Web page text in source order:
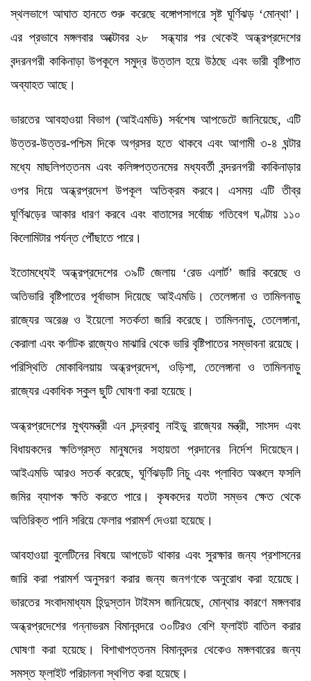
স্থলভাগে আঘাত হানতে শুরু করেছে বঙ্গোপসাগরে সৃষ্ট ঘূর্ণিঝড় ‘মোন্থা’।
এর প্রভাবে মঙ্গলবার অক্টোবর ২৮ সন্ধ্যার পর থেকেই অন্ধ্রপ্রদেশের
বন্দরনগরী কাকিনাড়া উপকূলে সমুদ্র উত্তাল হয়ে উঠছে এবং ভারী বৃষ্টিপাত
অব্যাহত আছে।
ভারতের আবহাওয়া বিভাগ (আইএমডি) সর্বশেষ আপডেটে জানিয়েছে, এটি
উত্তর-উত্তর-পশ্চিম দিকে অগ্রসর হতে থাকবে এবং আগামী ৩-৪ ঘন্টার
মধ্যে মাছলিপত্তনম এবং কলিঙ্গপত্তনমের মধ্যবর্তী বন্দরনগরী কাকিনাড়ার
ওপর দিয়ে অন্ধ্রপ্রদেশ উপকূল অতিক্রম করবে। এসময় এটি তীব্র
ঘূর্ণিঝড়ের আকার ধারণ করবে এবং বাতাসের সর্বোচ্চ গতিবেগ ঘণ্টায় ১১০
কিলোমিটার পর্যন্ত পৌঁছাতে পারে।
ইতোমধ্যেই অন্ধ্রপ্রদেশের ৩৯টি জেলায় ‘রেড এলার্ট’ জারি করেছে ও
অতিভারি বৃষ্টিপাতের পূর্বাভাস দিয়েছে আইএমডি। তেলেঙ্গানা ও তামিলনাড়ু
রাজ্যের অরেঞ্জ ও ইয়েলো সতর্কতা জারি করেছে। তামিলনাড়ু, তেলেঙ্গানা,
কেরালা এবং কর্ণাটক রাজ্যেও মাঝারি থেকে ভারি বৃষ্টিপাতের সম্ভাবনা রয়েছে।
পরিস্থিতি মোকাবিলয়ায় অন্ধ্রপ্রদেশ, ওড়িশা, তেলেঙ্গানা ও তামিলনাড়ু
রাজ্যের একাধিক স্কুল ছুটি ঘোষণা করা হয়েছে।
অন্ধ্রপ্রদেশের মুখ্যমন্ত্রী এন চন্দ্রবাবু নাইডু রাজ্যের মন্ত্রী, সাংসদ এবং
বিধায়কদের ক্ষতিগ্রস্ত মানুষদের সহায়তা প্রদানের নির্দেশ দিয়েছেন।
আইএমডি আরও সতর্ক করেছে, ঘূর্ণিঝড়টি নিচু এবং প্লাবিত অঞ্চলে ফসলি
জমির ব্যাপক ক্ষতি করতে পারে। কৃষকদের যতটা সম্ভব ক্ষেত থেকে
অতিরিক্ত পানি সরিয়ে ফেলার পরামর্শ দেওয়া হয়েছে।
আবহাওয়া বুলেটিনের বিষয়ে আপডেট থাকার এবং সুরক্ষার জন্য প্রশাসনের
জারি করা পরামর্শ অনুসরণ করার জন্য জনগণকে অনুরোধ করা হয়েছে।
ভারতের সংবাদমাধ্যম হিন্দুস্তান টাইমস জানিয়েছে, মোন্থার কারণে মঙ্গলবার
অন্ধ্রপ্রদেশের গন্নাভরম বিমানবন্দরে ৩০টিরও বেশি ফ্লাইট বাতিল করার
ঘোষণা করা হয়েছে। বিশাখাপত্তনম বিমানবন্দর থেকেও মঙ্গলবারের জন্য
সমস্ত ফ্লাইট পরিচালনা স্থগিত করা হয়েছে।